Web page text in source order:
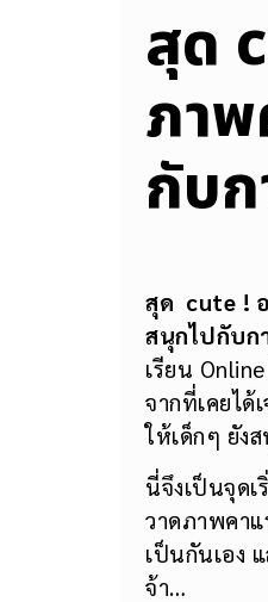
สุด
ภา
กับ
สุด cute !
สนุกไปกับก
เรียน
จากที่เคยไ
ให้เด็กๆ ยัง
นี่จึงเป็นจุด
วาดภาพคาแ
เป็นกันเอง
จ้า…